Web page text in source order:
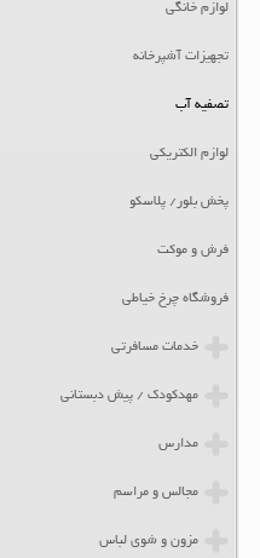
لوازم خانگی
تجهیزات آشپرخانه
تصفیه آب
لوازم الکتریکی
پخش بلور/ پلاسکو
فرش و موکت
فروشگاه چرخ خیاطی
خدمات مسافرتی
مهدکودک / پیش دبستانی
مدارس
مجالس و مراسم
مزون و شوی لباس